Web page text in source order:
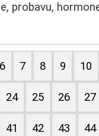
probavu,
6 7 8 9 10
24 25 26 27
41 42 43 44